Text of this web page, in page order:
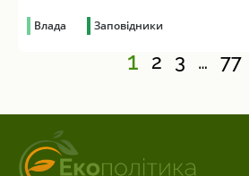
Влада Заповідники
1 2 3 … 77